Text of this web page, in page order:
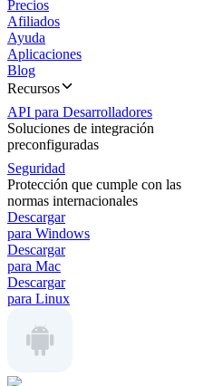
Precios
Afiliados
Ayuda
Aplicaciones
Blog
Recursos
API para Desarrolladores
Soluciones de integración
preconfiguradas
Seguridad
Protección que cumple con las
normas internacionales
Descargar
para Windows
Descargar
para Mac
Descargar
para Linux